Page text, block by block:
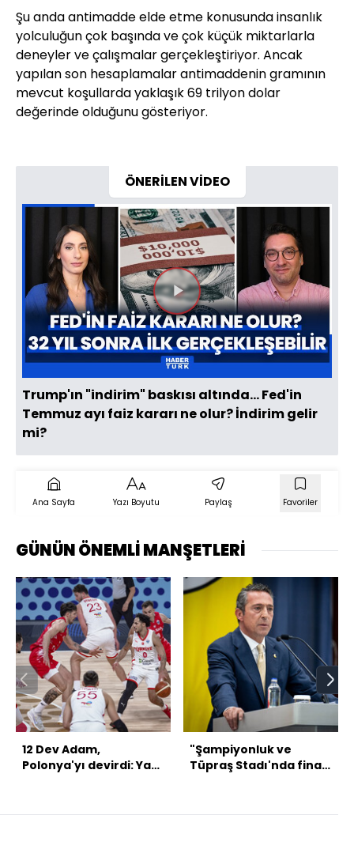
Şu anda antimadde elde etme konusunda insanlık
yolculuğun çok başında ve çok küçük miktarlarla
deneyler ve çalışmalar gerçekleştiriyor. Ancak
yapılan son hesaplamalar antimaddenin gramının
mevcut koşullarda yaklaşık 69 trilyon dolar
değerinde olduğunu gösteriyor.
ÖNERİLEN VİDEO
Videoyu
Oynat
Trump'ın "indirim" baskısı altında... Fed'in
Temmuz ayı faiz kararı ne olur? İndirim gelir
mi?
Ana Sayfa Yazı Boyutu Paylaş Favoriler
GÜNÜN ÖNEMLİ MANŞETLERİ
12 Dev Adam,
Polonya'yı devirdi: Yarı
"Şampiyonluk ve
Tüpraş Stadı'nda final